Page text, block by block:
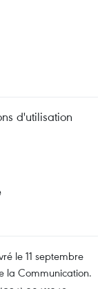
d'utilisation
le 11 septembre
la Communication.